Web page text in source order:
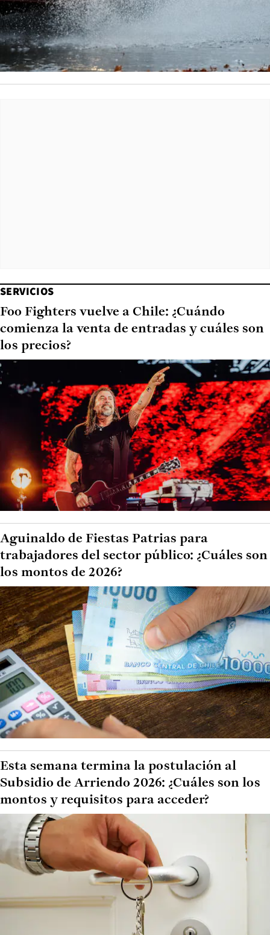
SERVICIOS
Foo Fighters vuelve a Chile: ¿Cuándo
comienza la venta de entradas y cuáles son
los precios?
Aguinaldo de Fiestas Patrias para
trabajadores del sector público: ¿Cuáles son
los montos de 2026?
Esta semana termina la postulación al
Subsidio de Arriendo 2026: ¿Cuáles son los
montos y requisitos para acceder?